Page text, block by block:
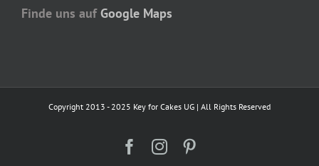
Finde uns auf Google Maps
Copyright 2013 - 2025 Key for Cakes UG | All Rights Reserved
Facebook
Instagram